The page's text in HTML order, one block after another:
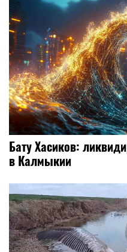
Бату Хасиков:
в Калмыкии